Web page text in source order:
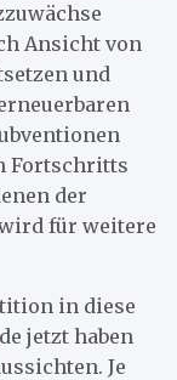
Ansicht von
und
Fortschritts
der
für weitere
in diese
jetzt haben
Je